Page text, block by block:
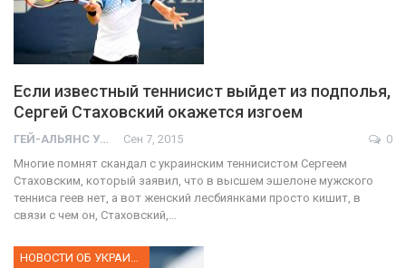
Если известный теннисист выйдет из подполья,
Сергей Стаховский окажется изгоем
ГЕЙ-АЛЬЯНС УКРАИНА Сен 7, 2015
0
Многие помнят скандал с украинским теннисистом Сергеем
Стаховским, который заявил, что в высшем эшелоне мужского
тенниса геев нет, а вот женский лесбиянками просто кишит, в
связи с чем он, Стаховский,…
НОВОСТИ ОБ УКРАИНЕ